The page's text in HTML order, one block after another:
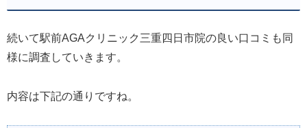
続いて駅前AGAクリニック三重四日市院の良い口コミも同
様に調査していきます。
内容は下記の通りですね。